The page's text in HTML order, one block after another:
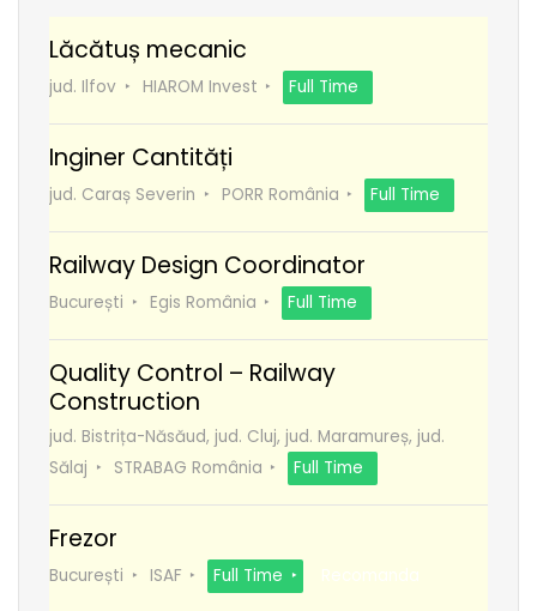
Lăcătuș mecanic
jud. Ilfov HIAROM Invest Full Time
Inginer Cantități
jud. Caraș Severin PORR România Full Time
Railway Design Coordinator
București Egis România Full Time
Quality Control – Railway
Construction
jud. Bistrița-Năsăud, jud. Cluj, jud. Maramureș, jud.
Sălaj
STRABAG România Full Time
Frezor
București ISAF Full Time Recomanda